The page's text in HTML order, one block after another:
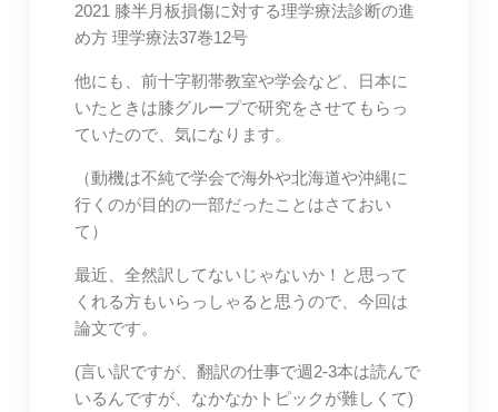
2021 膝半月板損傷に対する理学療法診断の進
め方 理学療法37巻12号
他にも、前十字靭帯教室や学会など、日本に
いたときは膝グループで研究をさせてもらっ
ていたので、気になります。
（動機は不純で学会で海外や北海道や沖縄に
行くのが目的の一部だったことはさておい
て）
最近、全然訳してないじゃないか！と思って
くれる方もいらっしゃると思うので、今回は
論文です。
(言い訳ですが、翻訳の仕事で週2-3本は読んで
いるんですが、なかなかトピックが難しくて)